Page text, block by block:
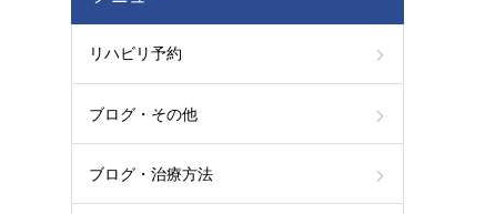
リハビリ予約
ブログ・その他
ブログ・治療方法